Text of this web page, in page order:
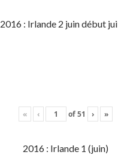
2016 : Irlande 2 juin début
« ‹ of51 › »
2016 : Irlande 1 (juin)